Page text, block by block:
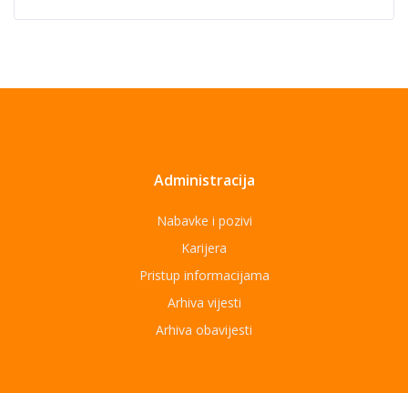
Administracija
Nabavke i pozivi
Karijera
Pristup informacijama
Arhiva vijesti
Arhiva obavijesti